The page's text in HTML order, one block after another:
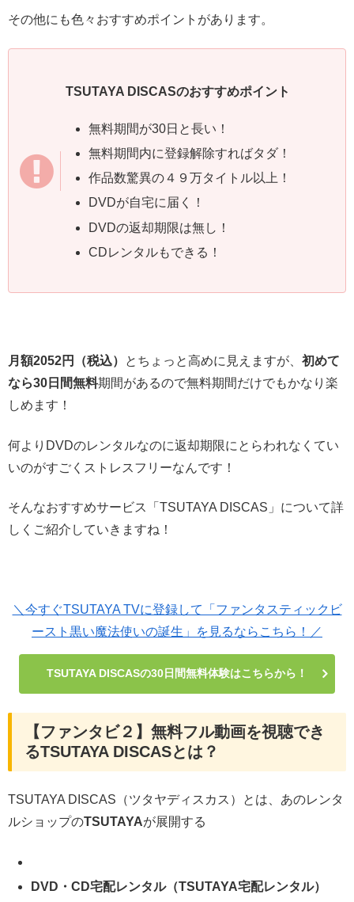
その他にも色々おすすめポイントがあります。
TSUTAYA DISCASのおすすめポイント
無料期間が30日と長い！
無料期間内に登録解除すればタダ！
作品数驚異の４９万タイトル以上！
DVDが自宅に届く！
DVDの返却期限は無し！
CDレンタルもできる！
月額2052円（税込） とちょっと高めに見えますが、 初めて
なら30日間無料期間があるので無料期間だけでもかなり楽
しめます！
何よりDVDのレンタルなのに返却期限にとらわれなくてい
いのがすごくストレスフリーなんです！
そんなおすすめサービス「TSUTAYA DISCAS」について詳
しくご紹介していきますね！
＼今すぐTSUTAYA TVに登録して「ファンタスティックビ
ースト黒い魔法使いの誕生」を見るならこちら！／
TSUTAYA DISCASの30日間無料体験はこちらから！
【ファンタビ２】無料フル動画を視聴でき
るTSUTAYA DISCASとは？
TSUTAYA DISCAS（ツタヤディスカス）とは、あのレンタ
ルショップのTSUTAYAが展開する
DVD・CD宅配レンタル（TSUTAYA宅配レンタル）